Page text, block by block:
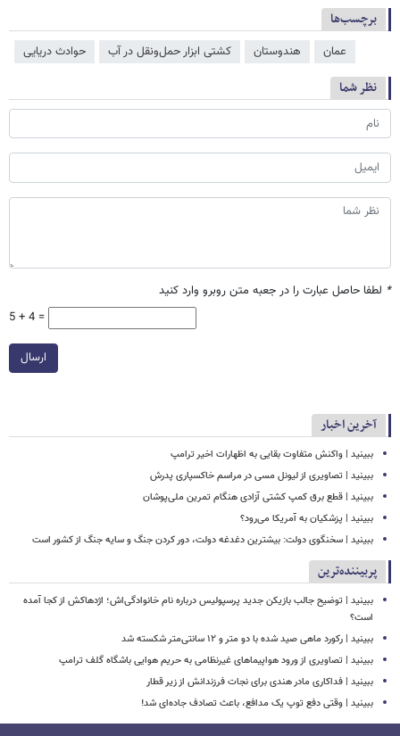
برچسب‌ها
عمان هندوستان کشتی ابزار حمل‌ونقل در آب حوادث دریایی
نظر شما
* لطفا حاصل عبارت را در جعبه متن روبرو وارد کنید
5 + 4 =
ارسال
آخرین اخبار
ببینید | واکنش متفاوت بقایی به اظهارات اخیر ترامپ
ببینید | تصاویری از لیونل مسی در مراسم خاکسپاری پدرش
ببینید | قطع برق کمپ کشتی آزادی هنگام تمرین ملی‌پوشان
ببینید | پزشکیان به آمریکا می‌رود؟
ببینید | سخنگوی دولت: بیشترین دغدغه دولت، دور کردن جنگ و سایه جنگ از کشور است
پربیننده‌ترین
ببینید | توضیح جالب بازیکن جدید پرسپولیس درباره نام خانوادگی‌اش؛ اژدهاکش از کجا آمده
است؟
ببینید | رکورد ماهی صید شده با دو متر و ۱۲ سانتی‌متر شکسته شد
ببینید | تصاویری از ورود هواپیماهای غیرنظامی به حریم هوایی باشگاه گلف ترامپ
ببینید | فداکاری مادر هندی برای نجات فرزندانش از زیر قطار
ببینید | وقتی دفع توپ یک مدافع، باعث تصادف جاده‌ای شد!